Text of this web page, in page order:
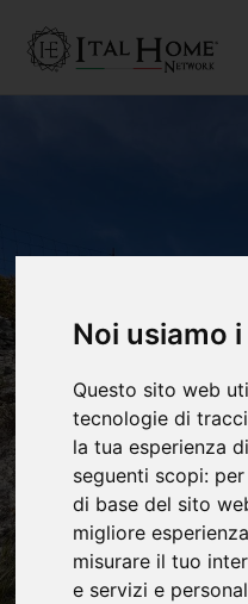
Noi usiamo
Questo sito web
tecnologie di
la tua esperienza
seguenti scopi:
di base del sito
migliore
misurare il tuo
e servizi e